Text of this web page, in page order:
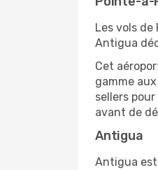
Les vols
Antigua
Cet
gamme
sellers
avant de
Antigua
Antigua est